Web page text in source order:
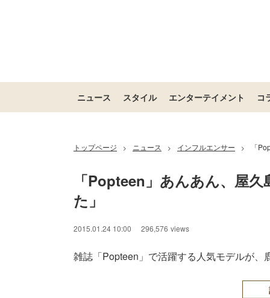
ニュース スタイル エンターテイメント コ
トップページ > ニュース > インフルエンサー > 「
「Popteen」あんあん、屋
た」
2015.01.24 10:00 296,576 views
雑誌「Popteen」で活躍する人気モデルが、